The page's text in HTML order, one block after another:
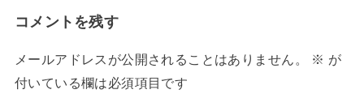
コメントを残す
メールアドレスが公開されることはありません。 ※ が
付いている欄は必須項目です